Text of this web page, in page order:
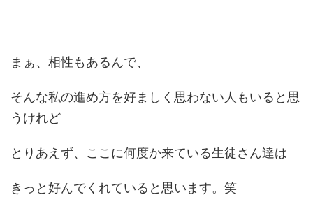
まぁ、相性もあるんで、
そんな私の進め方を好ましく思わない人もいると思
うけれど
とりあえず、ここに何度か来ている生徒さん達は
きっと好んでくれていると思います。笑